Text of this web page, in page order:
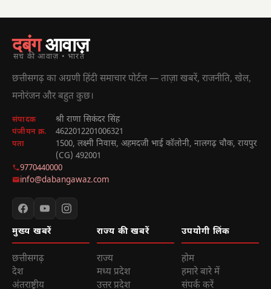
दबंगआवाज़
सच की आवाज़ • भारत
छत्तीसगढ़ का अग्रणी हिंदी समाचार पोर्टल — ताज़ा खबरें, राजनीति, खेल,
मनोरंजन और बहुत कुछ।
संपादक श्री राणा सिकंदर सिंह
पंजीयन क्र. 4622012201006321
पता
1500, लक्ष्मी निवास, अहमदजी भाई कॉलोनी, नालगढ़ चौक, रायपुर
(CG) 492001
9770440000
info@dabangawaz.com
मुख्य खबरें
छत्तीसगढ़
देश
अंतराष्ट्रीय
राज्य की खबरें
राज्य
मध्य प्रदेश
उत्तर प्रदेश
उपयोगी लिंक
होम
हमारे बारे में
संपर्क करें